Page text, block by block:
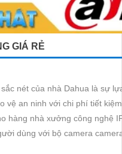
GIÁ RẺ
nét của nhà Dahua là sự
vệ an ninh với chi phí tiết
dùng với bộ camera